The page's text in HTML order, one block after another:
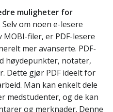
muligheter for
Selv om noen e-lesere
filer, er PDF-lesere
mer avanserte. PDF-
høydepunkter, notater,
Dette gjør PDF ideelt for
Man kan enkelt dele
medstudenter, og de kan
og merknader. Denne